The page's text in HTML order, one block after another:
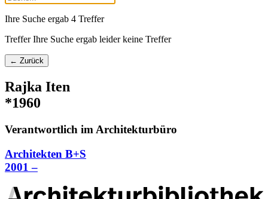
Ihre Suche ergab 4 Treffer
Treffer Ihre Suche ergab leider keine Treffer
← Zurück
Rajka Iten
*1960
Verantwortlich im Architekturbüro
Architekten B+S
2001 –